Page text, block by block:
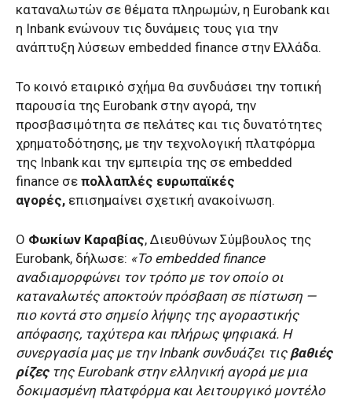
καταναλωτών σε θέματα πληρωμών, η Eurobank και
η Inbank ενώνουν τις δυνάμεις τους για την
ανάπτυξη λύσεων embedded finance στην Ελλάδα.
Το κοινό εταιρικό σχήμα θα συνδυάσει την τοπική
παρουσία της Eurobank στην αγορά, την
προσβασιμότητα σε πελάτες και τις δυνατότητες
χρηματοδότησης, με την τεχνολογική πλατφόρμα
της Inbank και την εμπειρία της σε embedded
finance σε πολλαπλές ευρωπαϊκές
αγορές, επισημαίνει σχετική ανακοίνωση.
Ο Φωκίων Καραβίας, Διευθύνων Σύμβουλος της
Eurobank, δήλωσε: «Το embedded finance
αναδιαμορφώνει τον τρόπο με τον οποίο οι
καταναλωτές αποκτούν πρόσβαση σε πίστωση —
πιο κοντά στο σημείο λήψης της αγοραστικής
απόφασης, ταχύτερα και πλήρως ψηφιακά. Η
συνεργασία μας με την Inbank συνδυάζει τις βαθιές
ρίζεςτης Eurobank στην ελληνική αγορά με μια
δοκιμασμένη πλατφόρμα και λειτουργικό μοντέλο